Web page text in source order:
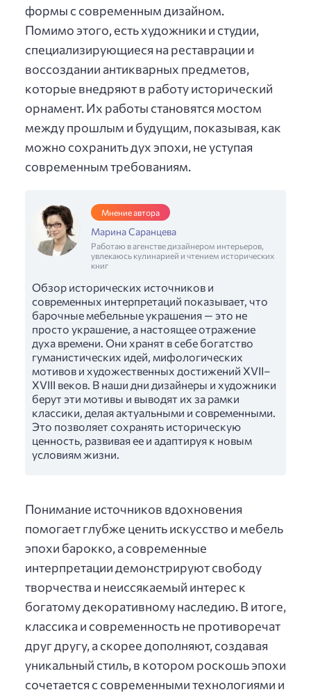
формы с современным дизайном.
Помимо этого, есть художники и студии,
специализирующиеся на реставрации и
воссоздании антикварных предметов,
которые внедряют в работу исторический
орнамент. Их работы становятся мостом
между прошлым и будущим, показывая, как
можно сохранить дух эпохи, не уступая
современным требованиям.
Мнение автора
Марина Саранцева
Работаю в агенстве дизайнером интерьеров,
увлекаюсь кулинарией и чтением исторических
книг
Обзор исторических источников и
современных интерпретаций показывает, что
барочные мебельные украшения — это не
просто украшение, а настоящее отражение
духа времени. Они хранят в себе богатство
гуманистических идей, мифологических
мотивов и художественных достижений XVII–
XVIII веков. В наши дни дизайнеры и художники
берут эти мотивы и выводят их за рамки
классики, делая актуальными и современными.
Это позволяет сохранять историческую
ценность, развивая ее и адаптируя к новым
условиям жизни.
Понимание источников вдохновения
помогает глубже ценить искусство и мебель
эпохи барокко, а современные
интерпретации демонстрируют свободу
творчества и неиссякаемый интерес к
богатому декоративному наследию. В итоге,
классика и современность не противоречат
друг другу, а скорее дополняют, создавая
уникальный стиль, в котором роскошь эпохи
сочетается с современными технологиями и